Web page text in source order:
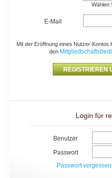
Wählen
E-Mail
Mit der Eröffnung eines Nutzer-
den
Login für
Benutzer
Passwort
Passwort